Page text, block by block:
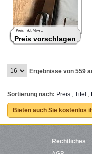
Preis vorschlagen
Ergebnisse von 559
Sortierung nach: Preis , Titel ,
Bieten auch Sie kostenlos
Rechtliches